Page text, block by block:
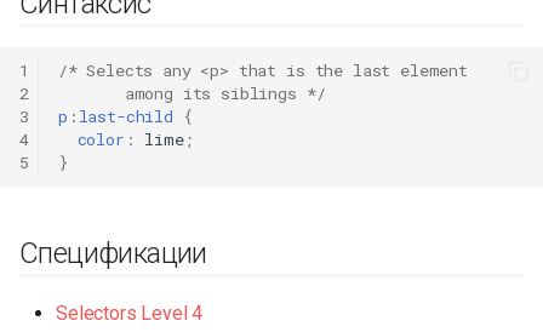
1
2
3
4
5
/* Selects any <p> that is the last element
       among its siblings */
p : last-child
{
color : lime;
}
Спецификации
Selectors Level 4